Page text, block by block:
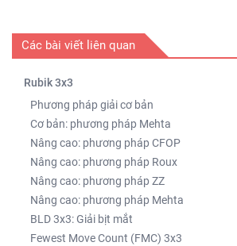
Các bài viết liên quan
Rubik 3x3
Phương pháp giải cơ bản
Cơ bản: phương pháp Mehta
Nâng cao: phương pháp CFOP
Nâng cao: phương pháp Roux
Nâng cao: phương pháp ZZ
Nâng cao: phương pháp Mehta
BLD 3x3: Giải bịt mắt
Fewest Move Count (FMC) 3x3